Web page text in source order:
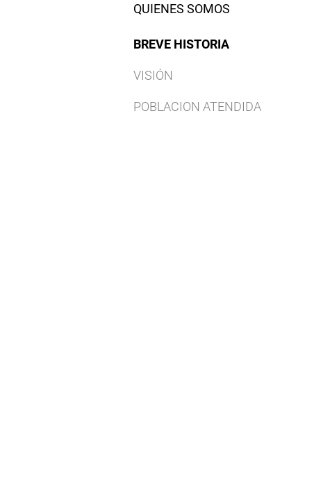
QUIENES SOMOS
BREVE HISTORIA
VISIÓN
POBLACION ATENDIDA